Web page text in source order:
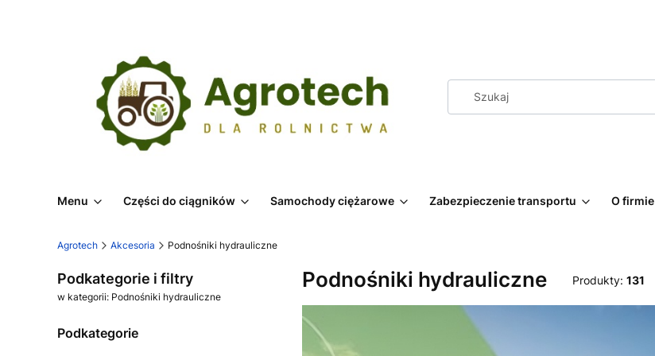
Menu Części do ciągników Samochody ciężarowe Zabezpieczenie transportu O firmie
Agrotech Akcesoria Podnośniki hydrauliczne
Podkategorie i filtry
w kategorii: Podnośniki hydrauliczne
Podkategorie
Podnośniki hydrauliczne Produkty: 131